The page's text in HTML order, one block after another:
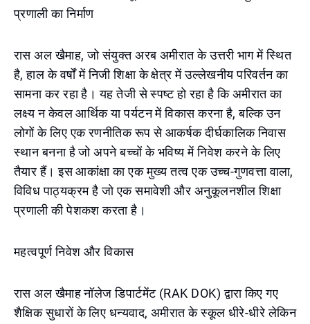
प्रणाली का निर्माण
रास अल खैमाह, जो संयुक्त अरब अमीरात के उत्तरी भाग में स्थित
है, हाल के वर्षों में निजी शिक्षा के क्षेत्र में उल्लेखनीय परिवर्तन का
सामना कर रहा है। यह तेजी से स्पष्ट हो रहा है कि अमीरात का
लक्ष्य न केवल आर्थिक या पर्यटन में विकास करना है, बल्कि उन
लोगों के लिए एक रणनीतिक रूप से आकर्षक दीर्घकालिक निवास
स्थान बनना है जो अपने बच्चों के भविष्य में निवेश करने के लिए
तैयार हैं। इस आकांक्षा का एक मुख्य तत्व एक उच्च-गुणवत्ता वाला,
विविध पाठ्यक्रम है जो एक समावेशी और अनुकूलनशील शिक्षा
प्रणाली की पेशकश करता है।
महत्वपूर्ण निवेश और विकास
रास अल खैमाह नॉलेज डिपार्टमेंट (RAK DOK) द्वारा किए गए
शैक्षिक सुधारों के लिए धन्यवाद, अमीरात के स्कूल धीरे-धीरे लेकिन